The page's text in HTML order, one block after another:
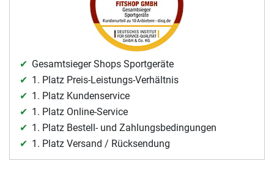
Gesamtsieger Shops Sportgeräte
1. Platz Preis-Leistungs-Verhältnis
1. Platz Kundenservice
1. Platz Online-Service
1. Platz Bestell- und Zahlungsbedingungen
1. Platz Versand / Rücksendung